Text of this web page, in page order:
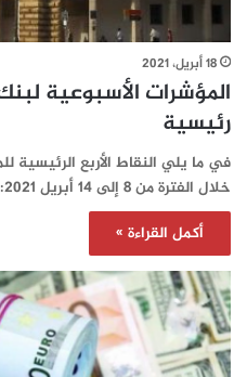
18 أبريل، 2021
المؤشرات الأسبوعية
رئيسية
في ما يلي النقاط الأربع الرئيسية
خلال الفترة من 8 إلى 14 أبريل 2021: 1- سعر…
أكمل القراءة »